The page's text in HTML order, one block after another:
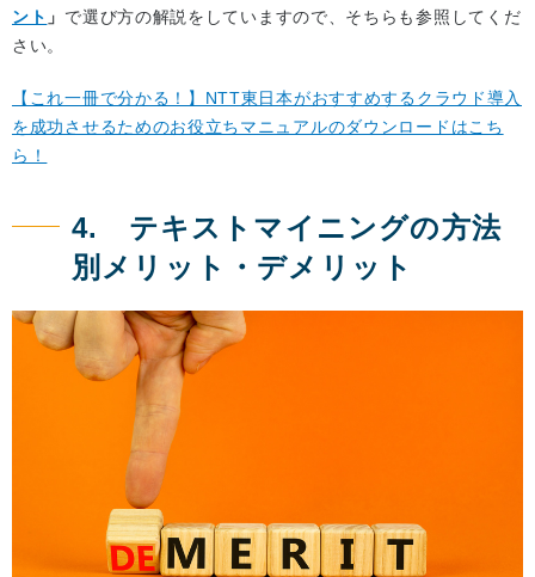
ント 」 で選び方の解説をしていますので、そちらも参照してくだ
さい。
【これ一冊で分かる！】NTT東日本がおすすめするクラウド導入
を成功させるためのお役立ちマニュアルのダウンロードはこち
ら！
4. テキストマイニングの方法
別メリット・デメリット